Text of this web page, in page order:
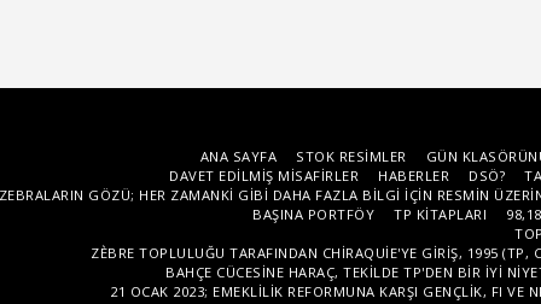
ANA SAYFA STOK RESIMLER
GÜN
DAVET EDILMIŞ MISAFIRLER
HABERLER DSÖ?
GÖZÜ; HER ZAMANKI GIBI DAHA FAZLA BILGI IÇIN RESMIN
BAŞINA PORTFÖY
TP KITAPLARI
ZÈBRE TOPLULUĞU TARAFINDAN CHIRAQUIE'YE GIRIŞ, 1995 (TP,
BAHÇE CÜCESINE HARAÇ, TEKILDE TP'DEN BIR IYI
21 OCAK 2023; EMEKLILIK REFORMUNA KARŞI GENÇLIK, FI VE